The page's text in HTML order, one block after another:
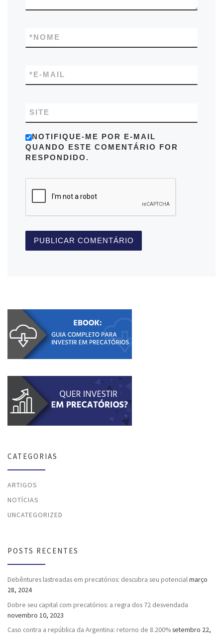
NOME
*
E-MAIL
*
SITE
NOTIFIQUE-ME POR E-MAIL
QUANDO ESTE COMENTÁRIO FOR
RESPONDIDO.
CATEGORIAS
ARTIGOS
NOTÍCIAS
UNCATEGORIZED
POSTS RECENTES
Debêntures lastreadas em precatórios: descubra seu potencialmarço
28, 2024
Dobre seu capital com precatórios: a regra dos 72 desvendada
novembro 10, 2023
Caso contra a república da Argentina: retorno de 8.200%setembro 22,